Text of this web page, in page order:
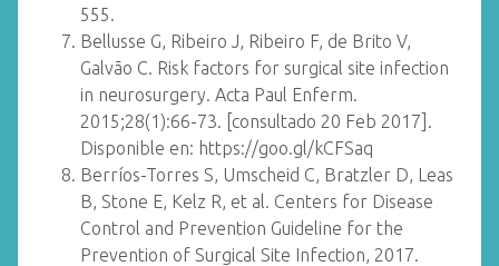
555.
Bellusse G, Ribeiro J, Ribeiro F, de Brito V,
Galvão C. Risk factors for surgical site infection
in neurosurgery. Acta Paul Enferm.
2015;28(1):66-73. [consultado 20 Feb 2017].
Disponible en: https://goo.gl/kCFSaq
Berríos-Torres S, Umscheid C, Bratzler D, Leas
B, Stone E, Kelz R, et al. Centers for Disease
Control and Prevention Guideline for the
Prevention of Surgical Site Infection, 2017.